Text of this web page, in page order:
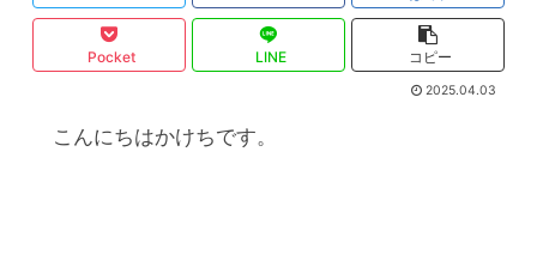
Pocket LINE コピー
2025.04.03
こんにちはかけちです。